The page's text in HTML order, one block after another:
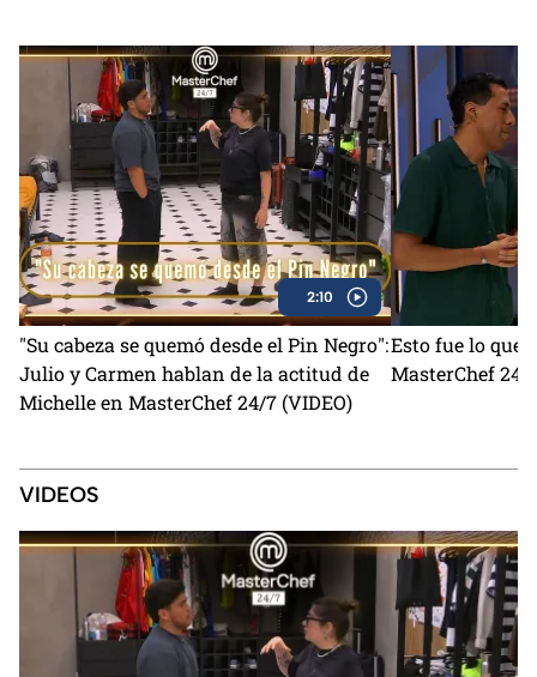
2:10
"Su cabeza se quemó desde el Pin Negro":
Julio y Carmen hablan de la actitud de
Michelle en MasterChef 24/7 (VIDEO)
Esto fue lo que
MasterChef 24/
VIDEOS